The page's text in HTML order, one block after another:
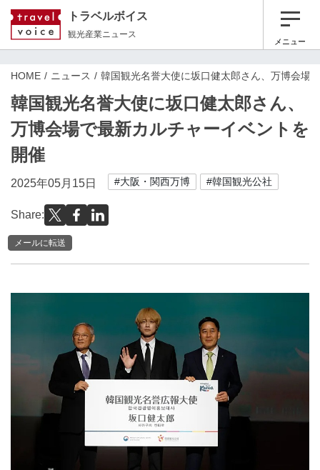
トラベルボイス
観光産業ニュース
メニュー
HOME ニュース 韓国観光名誉大使に坂口健太郎さん、万博会場
韓国観光名誉大使に坂口健太郎さん、
万博会場で最新カルチャーイベントを
開催
2025年05月15日 #大阪・関西万博 #韓国観光公社
Share:
メールに転送